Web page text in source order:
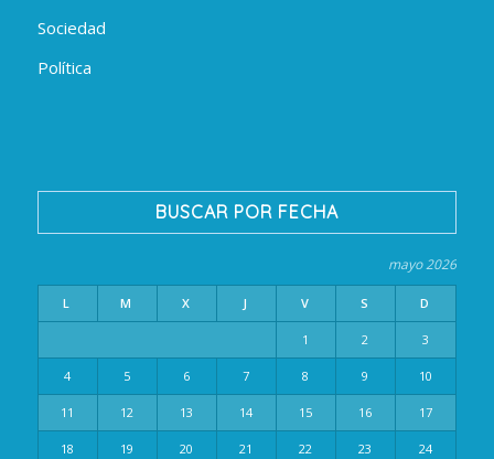
Sociedad
Política
BUSCAR POR FECHA
mayo 2026
L M X J V S D
1 2 3
4 5 6 7 8 9 10
11 12 13 14 15 16 17
18 19 20 21 22 23 24